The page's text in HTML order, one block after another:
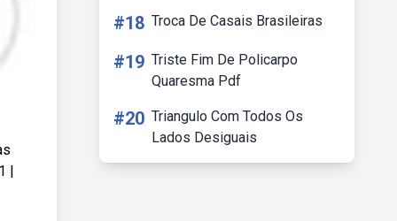
|
#18 Troca De Casais Brasileiras
#19 Triste Fim De Policarpo
Quaresma Pdf
#20 Triangulo Com Todos Os
Lados Desiguais